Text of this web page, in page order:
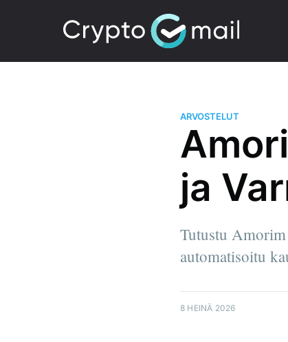
ARVOSTELUT
ja
Tutustu
automatisoitu
8 HEINÄ 2026